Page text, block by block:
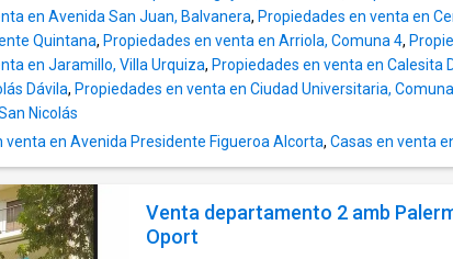
Exterior/Interior - Terraza en la azotea - Salón
panorámico O1NE BROKERS - Negocios
Inmobiliarios ----@onebrokers.com.ar WEB:
onebrokers .com.ar Matricula: 4118 O1NE BROKERS
en Facebook o Instagram: onebrokers LEY 5859 ART.
únicamente.Las descripciones
funcionales, valores de expensas,
en Avenida San Juan, Balvanera, Propiedades en venta en
Quintana, Propiedades en venta en Arriola, Comuna 4,
en Jaramillo, Villa Urquiza, Propiedades en venta en Calesita
Dávila, Propiedades en venta en Ciudad Universitaria,
Nicolás
venta en Avenida Presidente Figueroa Alcorta, Casas en venta
Venta departamento 2 amb
Oport